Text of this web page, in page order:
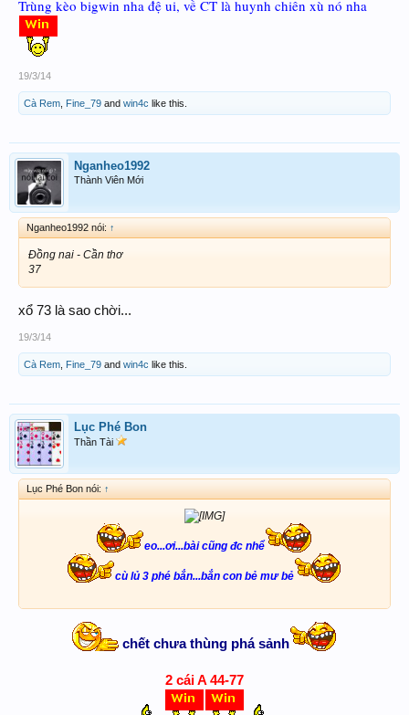
618
.ok.
Trùng kèo bigwin nha đệ ui, về CT là huynh chiên xù nó nha
19/3/14
Cà Rem Fine_79 and win4c like this.
Nganheo1992
Thành Viên Mới
Nganheo1992 nói: ↑
Đồng nai - Cần thơ
37
xổ 73 là sao chời...
19/3/14
Cà Rem Fine_79 and win4c like this.
Lục Phé Bon
Thần Tài
Lục Phé Bon nói: ↑
eo...ơi...bài cũng đc nhể
cù lủ 3 phé bắn...bắn con bẻ mư bẻ
chết chưa thùng phá sảnh
2 cái A 44-77